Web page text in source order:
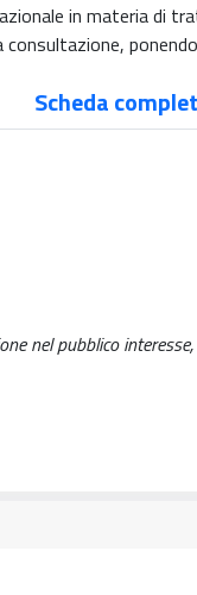
in materia
Scheda
nel pubblico